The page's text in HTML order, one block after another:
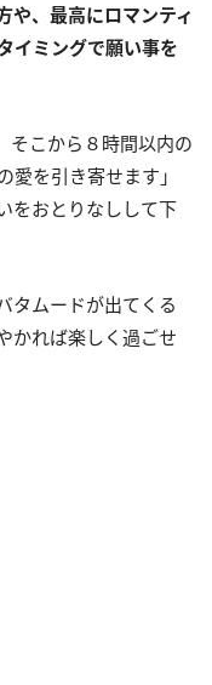
や、最高にロマンティ
イミングで願い事を
そこから８時間以内の
愛を引き寄せます」
をおとりなしして下
タムードが出てくる
かれば楽しく過ごせ